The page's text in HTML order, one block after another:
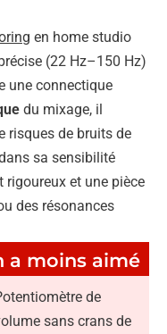
en home studio
(22 Hz–150 Hz)
une connectique
du mixage, il
risques de bruits de
sa sensibilité
rigoureux et une pièce
des résonances
a moins aimé
de
sans crans de